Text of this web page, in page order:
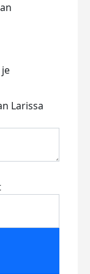
Larissa